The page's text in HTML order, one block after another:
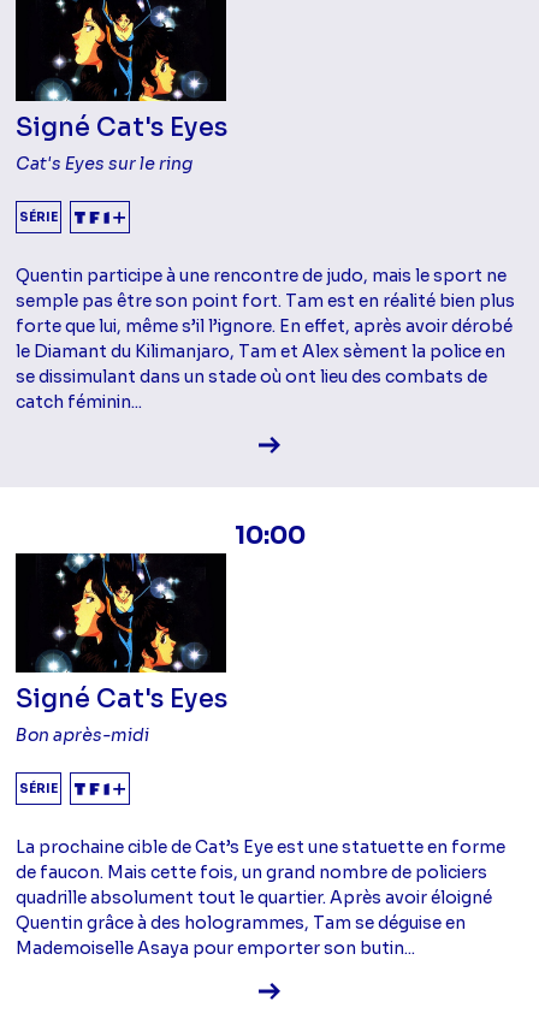
Signé Cat's Eyes
Cat's Eyes sur le ring
SÉRIE
Quentin participe à une rencontre de judo, mais le sport ne
semple pas être son point fort. Tam est en réalité bien plus
forte que lui, même s’il l’ignore. En effet, après avoir dérobé
le Diamant du Kilimanjaro, Tam et Alex sèment la police en
se dissimulant dans un stade où ont lieu des combats de
catch féminin...
Voir la fiche diffusion
10:00
Signé Cat's Eyes
Bon après-midi
SÉRIE
La prochaine cible de Cat’s Eye est une statuette en forme
de faucon. Mais cette fois, un grand nombre de policiers
quadrille absolument tout le quartier. Après avoir éloigné
Quentin grâce à des hologrammes, Tam se déguise en
Mademoiselle Asaya pour emporter son butin...
Voir la fiche diffusion